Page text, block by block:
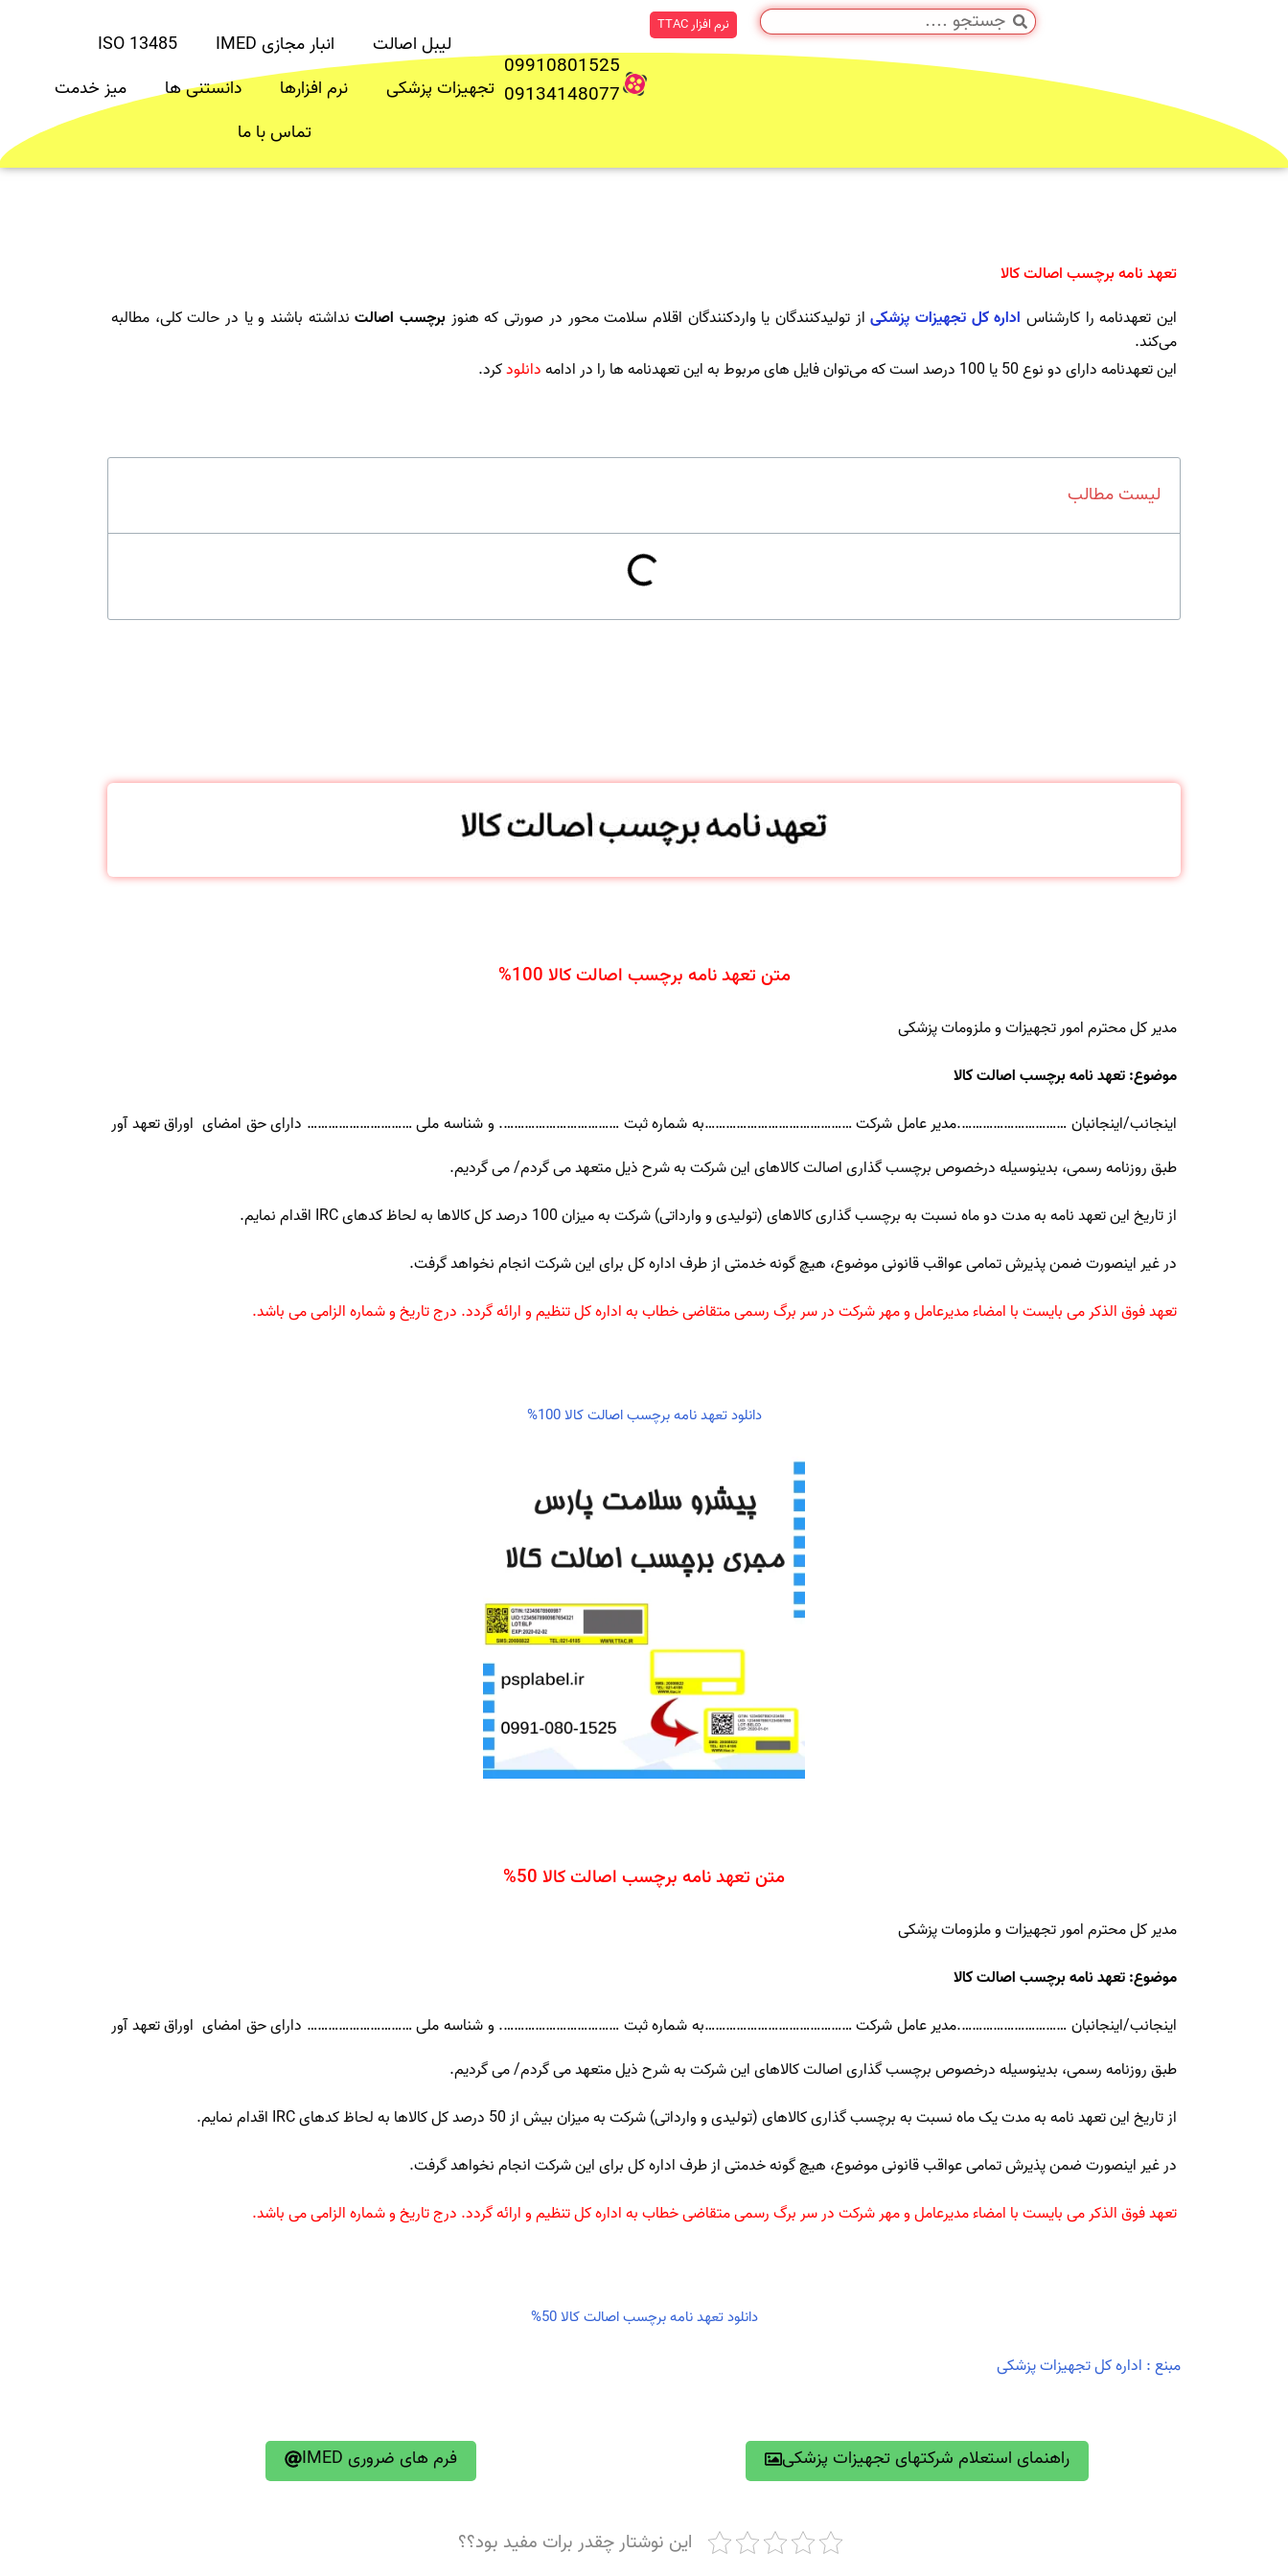
نرم افزار TTAC
09910801525
09134148077
لیبل اصالت انبار مجازی IMED
ISO 13485
تجهیزات پزشکی
نرم افزارها دانستنی ها
میز خدمت
تماس با ما
تعهد نامه برچسب اصالت کالا
این تعهدنامه را کارشناس اداره کل تجهیزات پزشکیاز تولیدکنندگان یا واردکنندگان اقلام سلامت محور در صورتی که هنوز برچسب اصالتنداشته باشند و یا در حالت کلی، مطالبه
می‌کند.
این تعهدنامه دارای دو نوع 50 یا 100 درصد است که می‌توان فایل های مربوط به این تعهدنامه ها را در ادامه
دانلودکرد.
لیست مطالب
متن تعهد نامه برچسب اصالت کالا 100%
مدیر کل محترم امور تجهیزات و ملزومات پزشکی
موضوع: تعهد نامه برچسب اصالت کالا
اینجانب/اینجانبان ………………………….مدیر عامل شرکت ……………………………………به شماره ثبت ……………………………. و شناسه ملی ………………………… دارای حق امضای اوراق تعهد آور
طبق روزنامه رسمی، بدینوسیله درخصوص برچسب گذاری اصالت کالاهای این شرکت به شرح ذیل متعهد می گردم/ می گردیم.
از تاریخ این تعهد نامه به مدت دو ماه نسبت به برچسب گذاری کالاهای (تولیدی و وارداتی) شرکت به میزان 100 درصد کل کالاها به لحاظ کدهای IRC اقدام نمایم.
در غیر اینصورت ضمن پذیرش تمامی عواقب قانونی موضوع، هیچ گونه خدمتی از طرف اداره کل برای این شرکت انجام نخواهد گرفت.
تعهد فوق الذکر می بایست با امضاء مدیرعامل و مهر شرکت در سر برگ رسمی متقاضی خطاب به اداره کل تنظیم و ارائه گردد. درج تاریخ و شماره الزامی می باشد.
دانلود تعهد نامه برچسب اصالت کالا 100%
متن تعهد نامه برچسب اصالت کالا 50%
مدیر کل محترم امور تجهیزات و ملزومات پزشکی
موضوع: تعهد نامه برچسب اصالت کالا
اینجانب/اینجانبان ………………………….مدیر عامل شرکت ……………………………………به شماره ثبت ……………………………. و شناسه ملی ………………………… دارای حق امضای اوراق تعهد آور
طبق روزنامه رسمی، بدینوسیله درخصوص برچسب گذاری اصالت کالاهای این شرکت به شرح ذیل متعهد می گردم/ می گردیم.
از تاریخ این تعهد نامه به مدت یک ماه نسبت به برچسب گذاری کالاهای (تولیدی و وارداتی) شرکت به میزان بیش از 50 درصد کل کالاها به لحاظ کدهای IRC اقدام نمایم.
در غیر اینصورت ضمن پذیرش تمامی عواقب قانونی موضوع، هیچ گونه خدمتی از طرف اداره کل برای این شرکت انجام نخواهد گرفت.
تعهد فوق الذکر می بایست با امضاء مدیرعامل و مهر شرکت در سر برگ رسمی متقاضی خطاب به اداره کل تنظیم و ارائه گردد. درج تاریخ و شماره الزامی می باشد.
دانلود تعهد نامه برچسب اصالت کالا 50%
مبنع :‌ اداره کل تجهیزات پزشکی
راهنمای استعلام شرکتهای تجهیزات پزشکی فرم های ضروری IMED
این نوشتار چقدر برات مفید بود؟؟